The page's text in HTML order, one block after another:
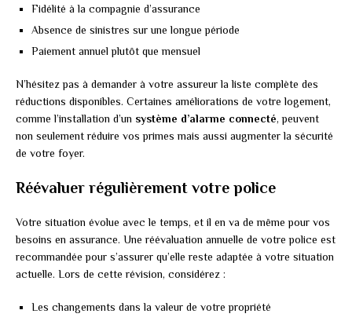
Fidélité à la compagnie d’assurance
Absence de sinistres sur une longue période
Paiement annuel plutôt que mensuel
N’hésitez pas à demander à votre assureur la liste complète des
réductions disponibles. Certaines améliorations de votre logement,
comme l’installation d’un système d’alarme connecté, peuvent
non seulement réduire vos primes mais aussi augmenter la sécurité
de votre foyer.
Réévaluer régulièrement votre police
Votre situation évolue avec le temps, et il en va de même pour vos
besoins en assurance. Une réévaluation annuelle de votre police est
recommandée pour s’assurer qu’elle reste adaptée à votre situation
actuelle. Lors de cette révision, considérez :
Les changements dans la valeur de votre propriété